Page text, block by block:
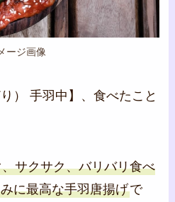
ージ画像
） 手羽中】、食べたこと
サクサク、バリバリ食べ
に最高な手羽唐揚げで